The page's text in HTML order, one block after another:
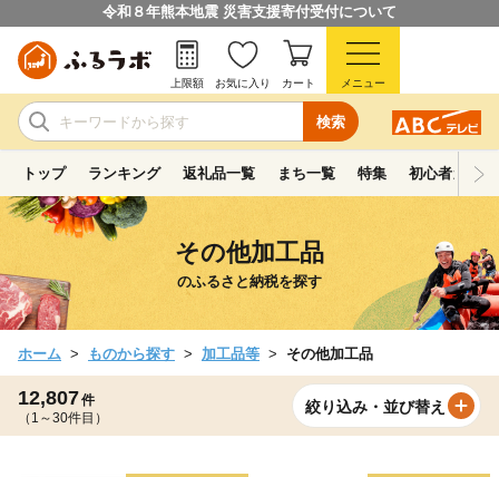
令和８年熊本地震 災害支援寄付受付について
検索
上限額 お気に入り カート メニュー
トップ ランキング 返礼品一覧 まち一覧 特集 初心者ガイド
その他加工品
のふるさと納税を探す
ホーム ものから探す 加工品等 その他加工品
12,807件
（1～30件目）
絞り込み・並び替え